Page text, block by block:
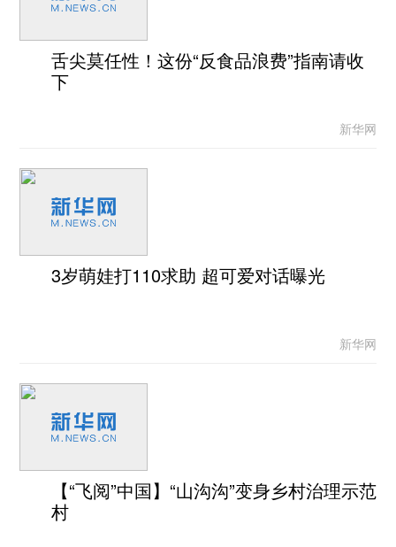
舌尖莫任性！这份“反食品浪费”指南请收
下
新华网
3岁萌娃打110求助 超可爱对话曝光
新华网
【“飞阅”中国】“山沟沟”变身乡村治理示范
村